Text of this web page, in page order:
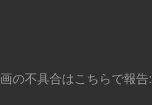
の不具合はこちらで報告: